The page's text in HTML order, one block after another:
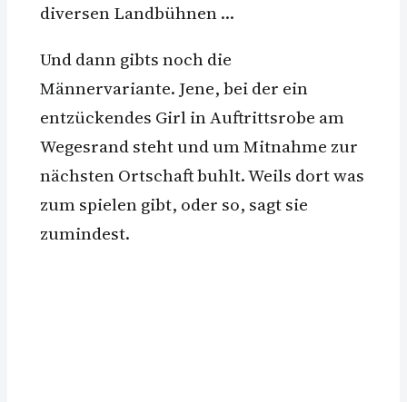
diversen Landbühnen …
Und dann gibts noch die
Männervariante. Jene, bei der ein
entzückendes Girl in Auftrittsrobe am
Wegesrand steht und um Mitnahme zur
nächsten Ortschaft buhlt. Weils dort was
zum spielen gibt, oder so, sagt sie
zumindest.